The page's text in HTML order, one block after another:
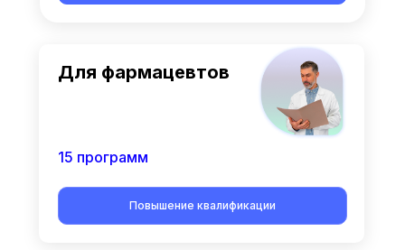
Для фармацевтов
Повышение квалификации
15 программ